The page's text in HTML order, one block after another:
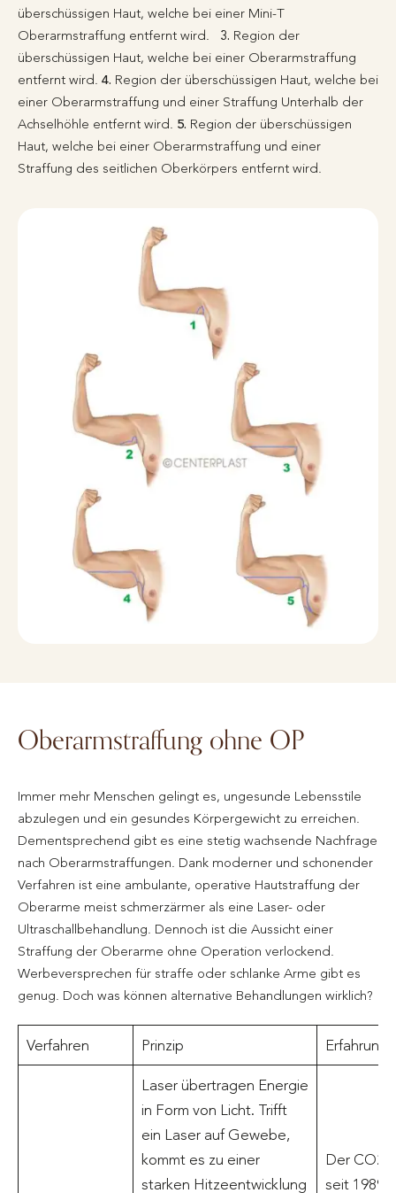
überschüssigen Haut, welche bei einer Mini-T
Oberarmstraffung entfernt wird. 3. Region der
überschüssigen Haut, welche bei einer Oberarmstraffung
entfernt wird. 4. Region der überschüssigen Haut, welche bei
einer Oberarmstraffung und einer Straffung Unterhalb der
Achselhöhle entfernt wird. 5. Region der überschüssigen
Haut, welche bei einer Oberarmstraffung und einer
Straffung des seitlichen Oberkörpers entfernt wird.
Oberarmstraffung ohne OP
Immer mehr Menschen gelingt es, ungesunde Lebensstile
abzulegen und ein gesundes Körpergewicht zu erreichen.
Dementsprechend gibt es eine stetig wachsende Nachfrage
nach Oberarmstraffungen. Dank moderner und schonender
Verfahren ist eine ambulante, operative Hautstraffung der
Oberarme meist schmerzärmer als eine Laser- oder
Ultraschallbehandlung. Dennoch ist die Aussicht einer
Straffung der Oberarme ohne Operation verlockend.
Werbeversprechen für straffe oder schlanke Arme gibt es
genug. Doch was können alternative Behandlungen wirklich?
Verfahren Prinzip Erfahrung
Laser übertragen Energie
in Form von Licht. Trifft
ein Laser auf Gewebe,
kommt es zu einer
starken Hitzeentwicklung
Der CO2
seit 1989